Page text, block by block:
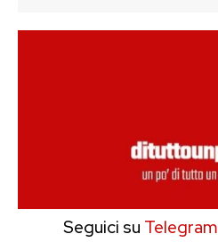
Seguici su Telegram